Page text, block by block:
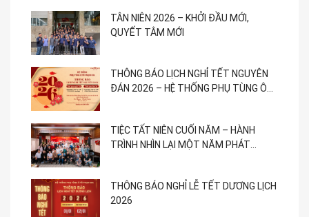
TÂN NIÊN 2026 – KHỞI ĐẦU MỚI,
QUYẾT TÂM MỚI
THÔNG BÁO LỊCH NGHỈ TẾT NGUYÊN
ĐÁN 2026 – HỆ THỐNG PHỤ TÙNG Ô
TIỆC TẤT NIÊN CUỐI NĂM – HÀNH
TRÌNH NHÌN LẠI MỘT NĂM PHÁT
THÔNG BÁO NGHỈ LỄ TẾT DƯƠNG LỊCH
2026